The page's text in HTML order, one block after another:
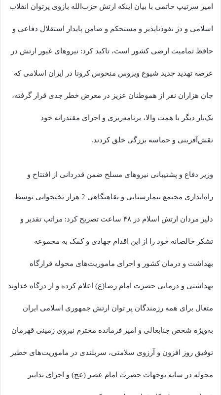
امیر سرتیپ حاتمی با بیان اینکه ارتش حزب‌الله بازوی پرتوان انقلاب
اسلامی و دژ نفوذناپذیر و مستحکم و ضامن پایدار استقلال دفاعی و
حافظ تمامیت ارضی کشور است، تاکید کرد: نیروهای غیور ارتش در
عرصه تهدید جدید شیوع ویروس منحوس کرونا در ایران اسلامی که
جان هزاران نفر از هموطنان عزیز در معرض خطر جدی قرار گرفته،
یک‌بار دیگر با همت والا، برنامه‌ریزی و اجرای مقتدرانه خود
نقش‌آفرینی و حماسه بزرگی خلق کردند.
وزیر دفاع و پشتیبانی نیروهای مسلح ضمن قدردانی از افتتاح و
راه‌اندازی مجتمع بیمارستانی و نقاهتگاهی 2 هزار تختخوابی توسط
دلیر مردان ارتش اسلام در ۴۸ ساعت تصریح کرد: مراتب تقدیر و
تشکر خالصانه خود را از این اقدام جهادی و کمک به مجموعه
بهداشت و درمان کشور و اجرای ماموریت‌های محوله قرارگاه
بهداشتی و درمانی حضرت امام رضا(ع) اعلام کرده و از درگاه خداوند
متعال برای همه رزمندگان پر توان ارتش جمهوری اسلامی ایران
به‌ویژه شخص جنابعالی و امیر فرمانده محترم نیروی زمینی قهرمان
توفیق روز افزون و آرزوی سلامتی، سربلندی در ماموریت‌های خطیر
محوله در سایه توجهات حضرت امام عصر (عج) و اجرای تدابیر